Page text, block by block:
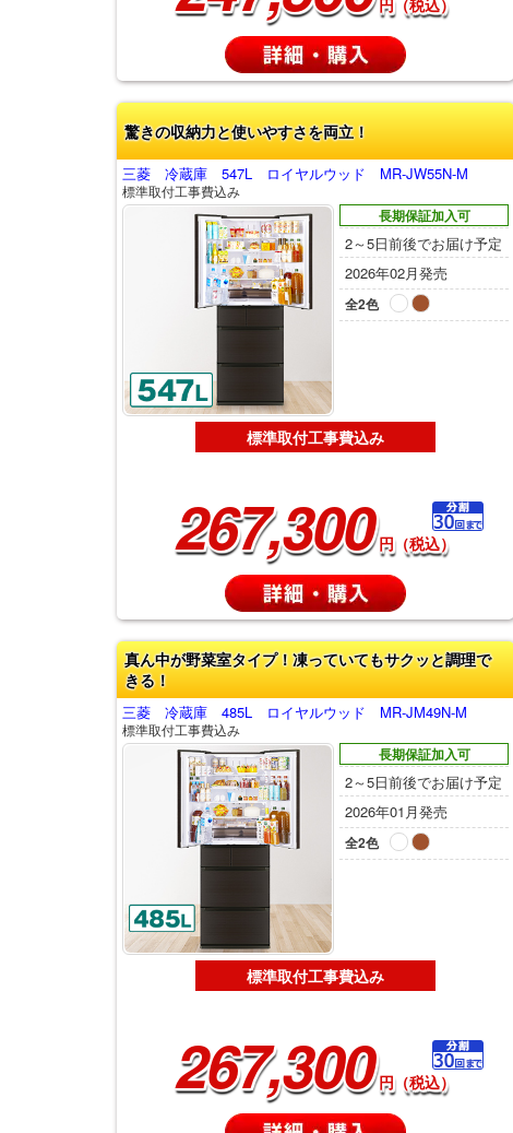
円（税込）
驚きの収納力と使いやすさを両立！
三菱 冷蔵庫 547L ロイヤルウッド MR-JW55N-M
標準取付工事費込み
長期保証加入可
2～5日前後でお届け予定
2026年02月発売
全2色
標準取付工事費込み
267,300 円（税込）
真ん中が野菜室タイプ！凍っていてもサクッと調理で
きる！
三菱 冷蔵庫 485L ロイヤルウッド MR-JM49N-M
標準取付工事費込み
長期保証加入可
2～5日前後でお届け予定
2026年01月発売
全2色
標準取付工事費込み
267,300 円（税込）